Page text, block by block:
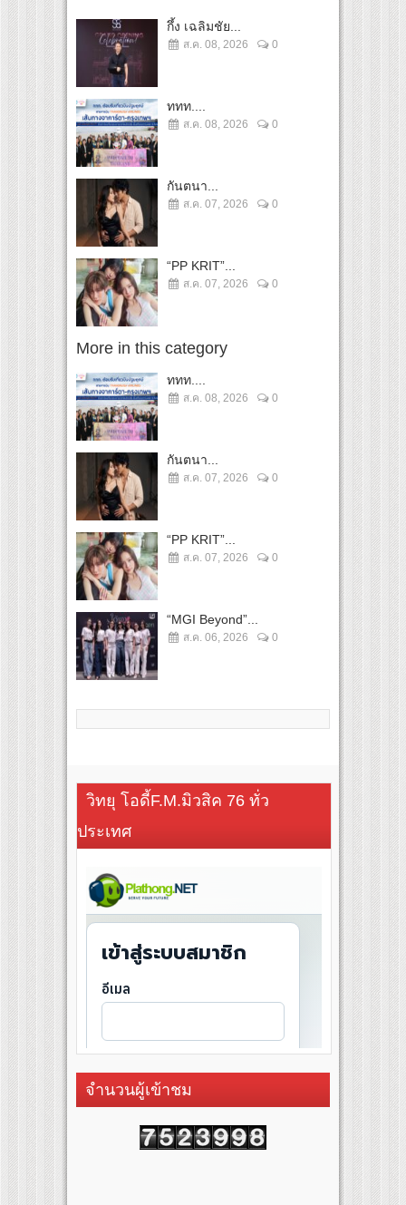
กึ้ง เฉลิมชัย...
ส.ค. 08, 2026 0
ททท....
ส.ค. 08, 2026 0
กันตนา...
ส.ค. 07, 2026 0
“PP KRIT”...
ส.ค. 07, 2026 0
More in this category
ททท....
ส.ค. 08, 2026 0
กันตนา...
ส.ค. 07, 2026 0
“PP KRIT”...
ส.ค. 07, 2026 0
“MGI Beyond”...
ส.ค. 06, 2026 0
วิทยุ โอดี้F.M.มิวสิค 76 ทั่ว
ประเทศ
จำนวนผู้เข้าชม